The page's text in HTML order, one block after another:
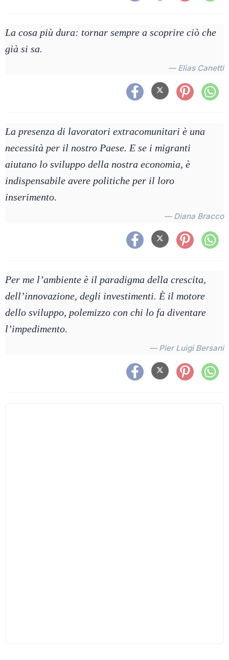
La cosa più dura: tornar sempre a scoprire ciò che
già si sa.
— Elias Canetti
La presenza di lavoratori extracomunita­ri è una
necessità per il nostro Paese. E se i migranti
aiutano lo sviluppo della nostra economia, è
indispensabile avere politiche per il loro
inserimento.
— Diana Bracco
Per me l’ambiente è il paradigma della crescita,
dell’innovazione, degli investimenti. È il motore
dello sviluppo, polemizzo con chi lo fa diventare
l’impedimento.
— Pier Luigi Bersani